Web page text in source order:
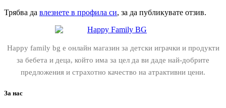
Трябва да влезнете в профила си, за да публикувате отзив.
Happy family bg е онлайн магазин за детски играчки и продукти
за бебета и деца, който има за цел да ви даде най-добрите
предложения и страхотно качество на атрактивни цени.
За нас